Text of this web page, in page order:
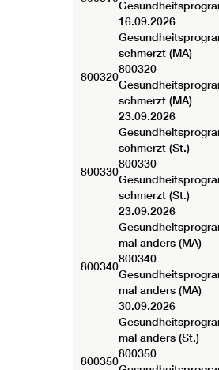
16.09.2026
800320
schmerzt (MA)
800320
schmerzt (MA)
23.09.2026
800330
schmerzt (St.)
800330
schmerzt (St.)
23.09.2026
800340
mal anders (MA)
800340
mal anders (MA)
30.09.2026
800350
mal anders (St.)
800350